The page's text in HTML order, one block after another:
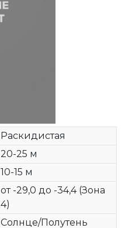
Раскидистая
20-25 м
10-15 м
от -29,0 до -34,4 (Зона
4)
Солнце/Полутень